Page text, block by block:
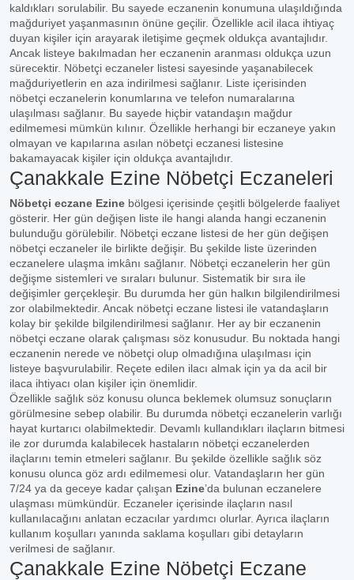
kaldıkları sorulabilir. Bu sayede eczanenin konumuna ulaşıldığında
mağduriyet yaşanmasının önüne geçilir. Özellikle acil ilaca ihtiyaç
duyan kişiler için arayarak iletişime geçmek oldukça avantajlıdır.
Ancak listeye bakılmadan her eczanenin aranması oldukça uzun
sürecektir. Nöbetçi eczaneler listesi sayesinde yaşanabilecek
mağduriyetlerin en aza indirilmesi sağlanır. Liste içerisinden
nöbetçi eczanelerin konumlarına ve telefon numaralarına
ulaşılması sağlanır. Bu sayede hiçbir vatandaşın mağdur
edilmemesi mümkün kılınır. Özellikle herhangi bir eczaneye yakın
olmayan ve kapılarına asılan nöbetçi eczanesi listesine
bakamayacak kişiler için oldukça avantajlıdır.
Çanakkale Ezine Nöbetçi Eczaneleri
Nöbetçi eczane Ezine bölgesi içerisinde çeşitli bölgelerde faaliyet
gösterir. Her gün değişen liste ile hangi alanda hangi eczanenin
bulunduğu görülebilir. Nöbetçi eczane listesi de her gün değişen
nöbetçi eczaneler ile birlikte değişir. Bu şekilde liste üzerinden
eczanelere ulaşma imkânı sağlanır. Nöbetçi eczanelerin her gün
değişme sistemleri ve sıraları bulunur. Sistematik bir sıra ile
değişimler gerçekleşir. Bu durumda her gün halkın bilgilendirilmesi
zor olabilmektedir. Ancak nöbetçi eczane listesi ile vatandaşların
kolay bir şekilde bilgilendirilmesi sağlanır. Her ay bir eczanenin
nöbetçi eczane olarak çalışması söz konusudur. Bu noktada hangi
eczanenin nerede ve nöbetçi olup olmadığına ulaşılması için
listeye başvurulabilir. Reçete edilen ilacı almak için ya da acil bir
ilaca ihtiyacı olan kişiler için önemlidir.
Özellikle sağlık söz konusu olunca beklemek olumsuz sonuçların
görülmesine sebep olabilir. Bu durumda nöbetçi eczanelerin varlığı
hayat kurtarıcı olabilmektedir. Devamlı kullandıkları ilaçların bitmesi
ile zor durumda kalabilecek hastaların nöbetçi eczanelerden
ilaçlarını temin etmeleri sağlanır. Bu şekilde özellikle sağlık söz
konusu olunca göz ardı edilmemesi olur. Vatandaşların her gün
7/24 ya da geceye kadar çalışan Ezine’da bulunan eczanelere
ulaşması mümkündür. Eczaneler içerisinde ilaçların nasıl
kullanılacağını anlatan eczacılar yardımcı olurlar. Ayrıca ilaçların
kullanım koşulları yanında saklama koşulları gibi detayların
verilmesi de sağlanır.
Çanakkale Ezine Nöbetçi Eczane